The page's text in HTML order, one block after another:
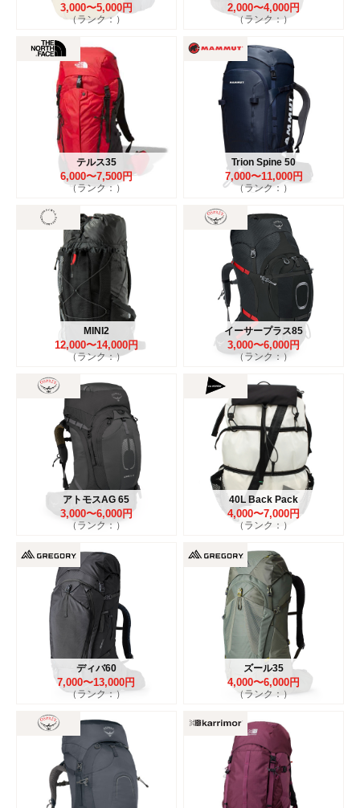
3,000〜5,000円
（ランク：）
2,000〜4,000円
（ランク：）
テルス35
6,000〜7,500円
（ランク：）
Trion Spine 50
7,000〜11,000円
（ランク：）
MINI2
12,000〜14,000円
（ランク：）
イーサープラス85
3,000〜6,000円
（ランク：）
アトモスAG 65
3,000〜6,000円
（ランク：）
40L Back Pack
4,000〜7,000円
（ランク：）
ディバ60
7,000〜13,000円
（ランク：）
ズール35
4,000〜6,000円
（ランク：）